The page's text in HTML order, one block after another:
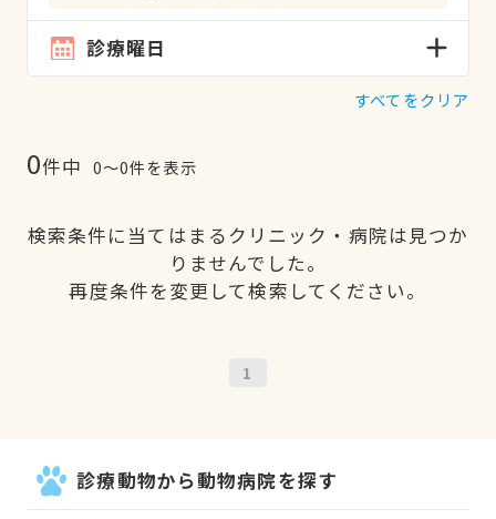
診療曜日
すべてをクリア
0件中 0〜0件を表示
検索条件に当てはまるクリニック・病院は見つか
りませんでした。
再度条件を変更して検索してください。
1
診療動物から動物病院を探す